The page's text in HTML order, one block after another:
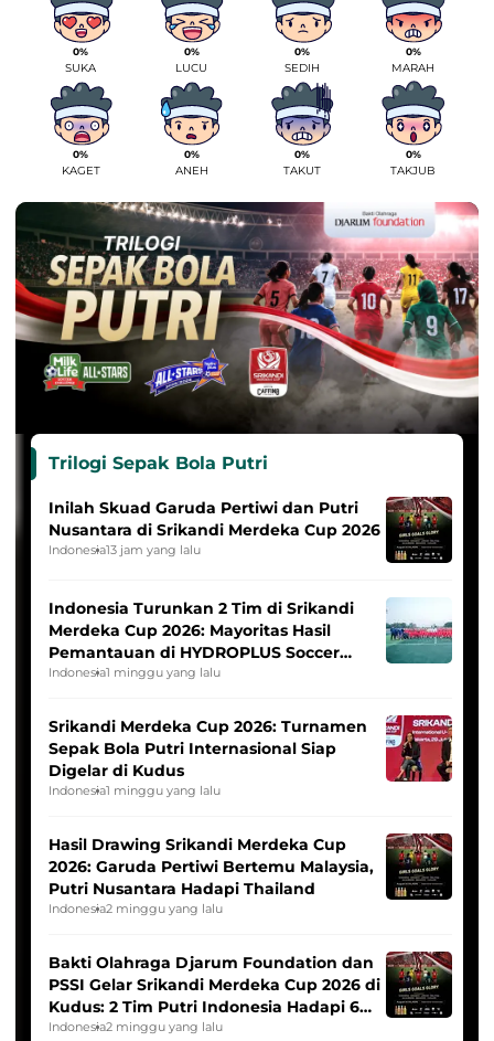
0%
SUKA
0%
LUCU
0%
SEDIH
0%
MARAH
0%
KAGET
0%
ANEH
0%
TAKUT
0%
TAKJUB
Trilogi Sepak Bola Putri
Inilah Skuad Garuda Pertiwi dan Putri
Nusantara di Srikandi Merdeka Cup 2026
Indonesia13 jam yang lalu
Indonesia Turunkan 2 Tim di Srikandi
Merdeka Cup 2026: Mayoritas Hasil
Pemantauan di HYDROPLUS Soccer
League
Indonesia1 minggu yang lalu
Srikandi Merdeka Cup 2026: Turnamen
Sepak Bola Putri Internasional Siap
Digelar di Kudus
Indonesia1 minggu yang lalu
Hasil Drawing Srikandi Merdeka Cup
2026: Garuda Pertiwi Bertemu Malaysia,
Putri Nusantara Hadapi Thailand
Indonesia2 minggu yang lalu
Bakti Olahraga Djarum Foundation dan
PSSI Gelar Srikandi Merdeka Cup 2026 di
Kudus: 2 Tim Putri Indonesia Hadapi 6
Tim Asia
Indonesia2 minggu yang lalu